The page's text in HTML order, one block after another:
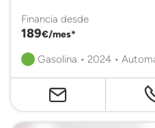
Financia desde
189€/mes*
Gasolina • 2024 •